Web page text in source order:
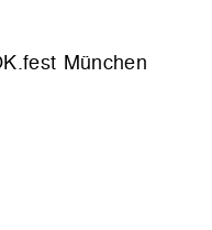
München